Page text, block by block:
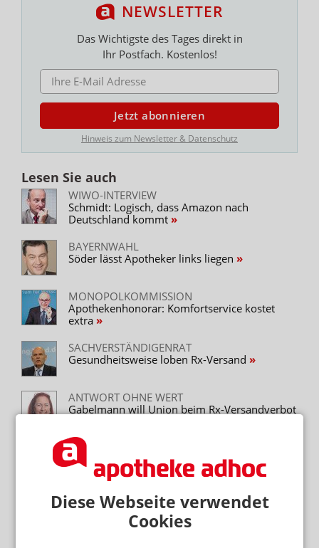
Diese Webseite verwendet
Cookies
NEWSLETTER
Das Wichtigste des Tages direkt in
Ihr Postfach. Kostenlos!
E-MAIL ADRESSE
Jetzt abonnieren
Hinweis zum Newsletter & Datenschutz
Lesen Sie auch
WIWO-INTERVIEW
Schmidt: Logisch, dass Amazon nach
Deutschland kommt
BAYERNWAHL
Söder lässt Apotheker links liegen
MONOPOLKOMMISSION
Apothekenhonorar: Komfortservice kostet
extra
SACHVERSTÄNDIGENRAT
Gesundheitsweise loben Rx-Versand
ANTWORT OHNE WERT
Gabelmann will Union beim Rx-Versandverbot
RÜCKHALT SCHWINDET
Kanzleramtschef lehnt Rx-Versandverbot ab
POSITIONSPAPIER
Hartmann im BMG: Rx-Versand erhalten